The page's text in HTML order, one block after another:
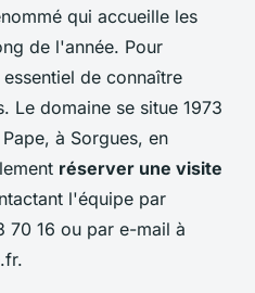
qui accueille les
de l'année. Pour
de connaître
Le domaine se situe 1973
à Sorgues, en
réserver une visite
l'équipe par
70 16 ou par e-mail à
.